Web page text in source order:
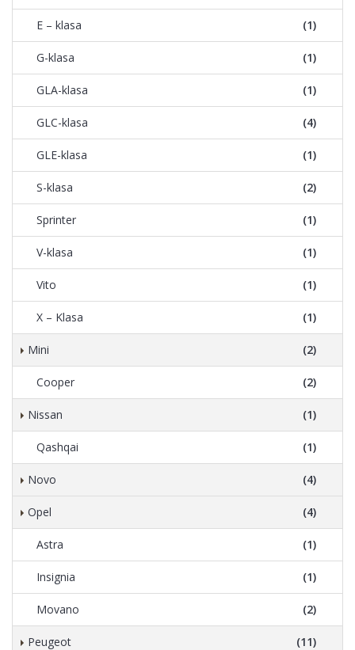
E – klasa (1)
G-klasa (1)
GLA-klasa (1)
GLC-klasa (4)
GLE-klasa (1)
S-klasa (2)
Sprinter (1)
V-klasa (1)
Vito (1)
X – Klasa (1)
Mini (2)
Cooper (2)
Nissan (1)
Qashqai (1)
Novo (4)
Opel (4)
Astra (1)
Insignia (1)
Movano (2)
Peugeot (11)